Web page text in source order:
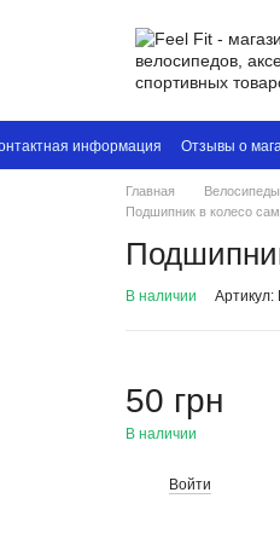
информация Отзывы о
Главная
Подшипник в колесо
В наличии Артикул:
50 грн
В наличии
Войти